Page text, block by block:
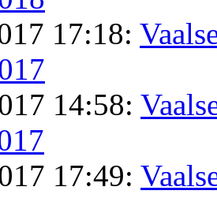
17:18:
14:58:
17:49: